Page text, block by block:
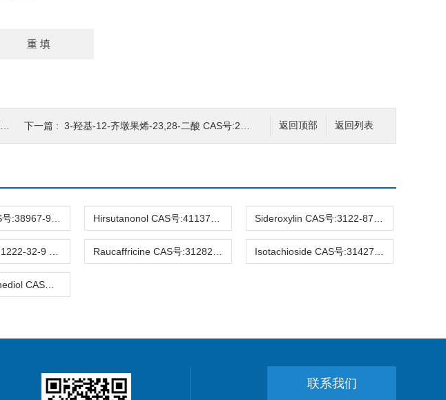
返回列表
返回顶部
下一篇 : 3-羟基-12-齐墩果烯-23,28-二酸 CAS号:226562-47-6 HPLC98%
联系我们